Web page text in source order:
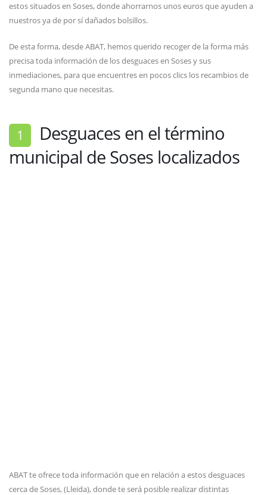
estos situados en Soses, donde ahorrarnos unos euros que ayuden a
nuestros ya de por sí dañados bolsillos.
De esta forma, desde ABAT, hemos querido recoger de la forma más
precisa toda información de los desguaces en Soses y sus
inmediaciones, para que encuentres en pocos clics los recambios de
segunda mano que necesitas.
1 Desguaces en el término
municipal de Soses localizados
ABAT te ofrece toda información que en relación a estos desguaces
cerca de Soses, (Lleida), donde te será posible realizar distintas